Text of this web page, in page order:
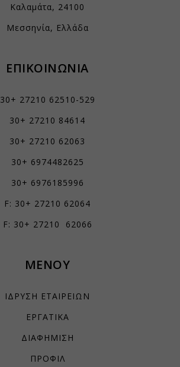
Καλαμάτα, 24100
Μεσσηνία, Ελλάδα
ΕΠΙΚΟΙΝΩΝΙΑ
30+ 27210 62510-529
30+ 27210 84614
30+ 27210 62063
30+ 6974482625
30+ 6976185996
F: 30+ 27210 62064
F: 30+ 27210 62066
ΜΕΝΟΥ
ΙΔΡΥΣΗ ΕΤΑΙΡΕΙΩΝ
ΕΡΓΑΤΙΚΑ
ΔΙΑΦΗΜΙΣΗ
ΠΡΟΦΙΛ